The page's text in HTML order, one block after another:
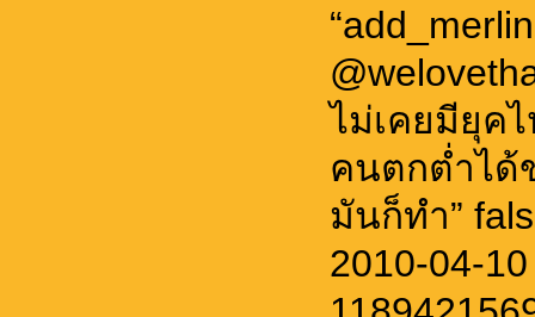
ไม่เคยมียุค
คนตกต่ำได้
มันก็ทำ”
2010-04-